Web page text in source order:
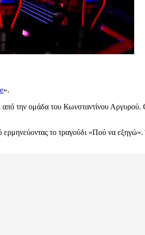
».
από την ομάδα του Κωνσταντίνου
το τραγούδι «Πού να